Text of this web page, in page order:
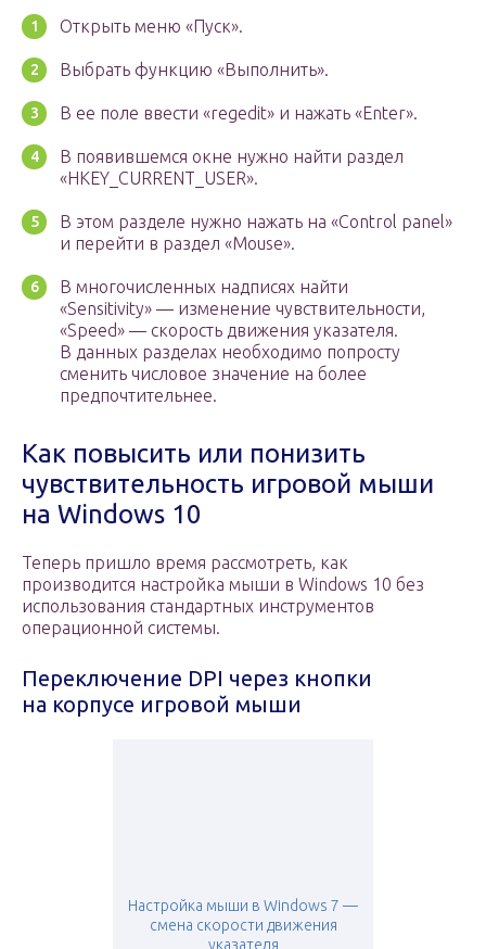
Открыть меню «Пуск».
Выбрать функцию «Выполнить».
В ее поле ввести «regedit» и нажать «Enter».
В появившемся окне нужно найти раздел
«HKEY_CURRENT_USER».
В этом разделе нужно нажать на «Control panel»
и перейти в раздел «Mouse».
В многочисленных надписях найти
«Sensitivity» — изменение чувствительности,
«Speed» — скорость движения указателя.
В данных разделах необходимо попросту
сменить числовое значение на более
предпочтительнее.
Как повысить или понизить
чувствительность игровой мыши
на Windows 10
Теперь пришло время рассмотреть, как
производится настройка мыши в Windows 10 без
использования стандартных инструментов
операционной системы.
Переключение DPI через кнопки
на корпусе игровой мыши
Настройка мыши в Windows 7 —
смена скорости движения
указателя